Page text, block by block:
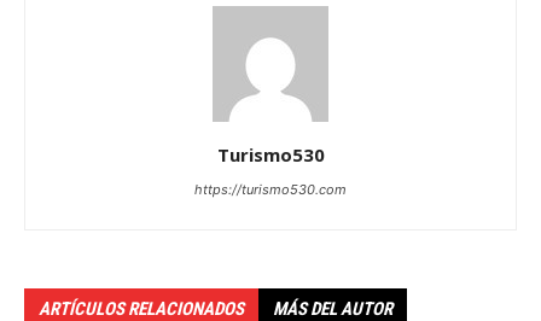
Turismo530
https://turismo530.com
ARTÍCULOS RELACIONADOS MÁS DEL AUTOR